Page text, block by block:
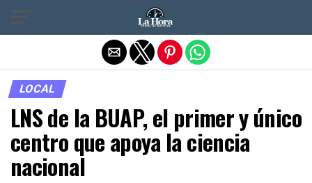
LOCAL
LNS de la BUAP, el primer y único
centro que apoya la ciencia
nacional
Salir de la versión móvil